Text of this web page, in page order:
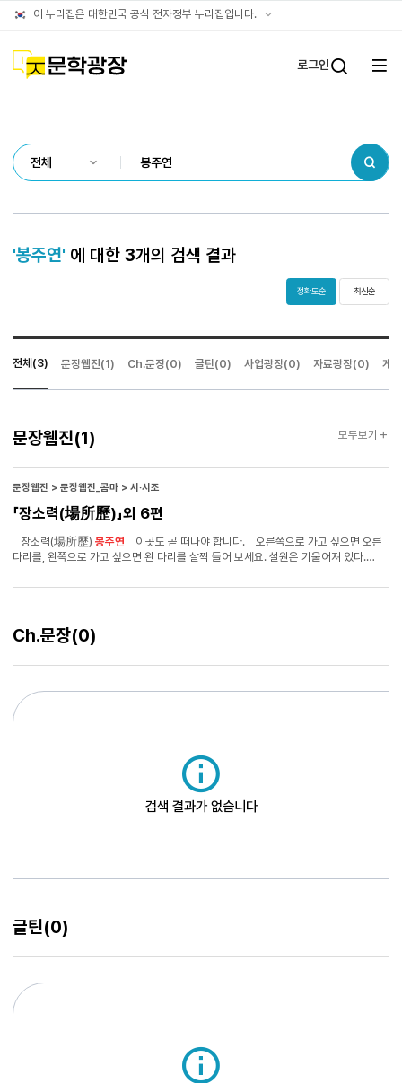
이 누리집은 대한민국 공식 전자정부 누리집입니다. 공식
문학광장 로그인
전체
결과
검색
'봉주연' 에 대한 3개의 검색 결과
정확도순 최신순
전체(3) 문장웹진(1) Ch.문장(0) 글틴(0) 사업광장(0) 자료광장(0) 게
문장웹진(1)
문장웹진 > 문장웹진_콤마 > 시·시조
「장소력(場所歷)」외 6편
장소력(場所歷) 봉주연
다리를, 왼쪽으로 가고 싶으면 왼 다리를 살짝 들어 보세요. 설원은 기울어져 있다.
우리가 어느 쪽으로 향하는지 알 수 있었다. 작은 다리에 번갈아 힘을 주었다. 신호를
외우지 않는다. 손가락의 양식을 알려 줄 순 있는데. 엉덩이를 살짝 들어 보세요.
바지를 내리고 엉덩이 아래로 쓰레받기처럼 생긴 것을 집어넣으면 된다. 동작이 끊겼다
이어졌다 끊겼다···. 아버지, 다리에 힘을 줘 보세요. 처음 해 보는 일은 순서를 기억해야
문장웹진
모두보기
Ch.문장(0)
검색 결과가 없습니다
글틴(0)